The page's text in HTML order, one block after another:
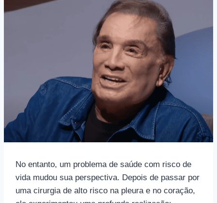
No entanto, um problema de saúde com risco de
vida mudou sua perspectiva. Depois de passar por
uma cirurgia de alto risco na pleura e no coração,